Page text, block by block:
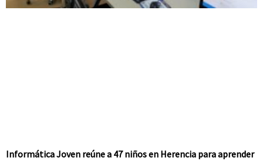
Informática Joven reúne a 47 niños en Herencia para aprender